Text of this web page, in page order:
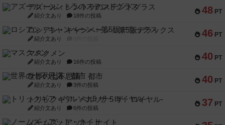
48 PT
アズール：シントラのステンドグラス
紹介文あり 18件の投稿
46 PT
ロシアン・キャンペーン：第5版デラックス
紹介文あり
40 PT
マスクメン
紹介文あり 16件の投稿
40 PT
世界の七不思議：都市
紹介文あり 3件の投稿
37 PT
トリックギア - ペルソナ5 ザ・ロイヤル-
紹介文あり 6件の投稿
ノームズ・アット・ナイト